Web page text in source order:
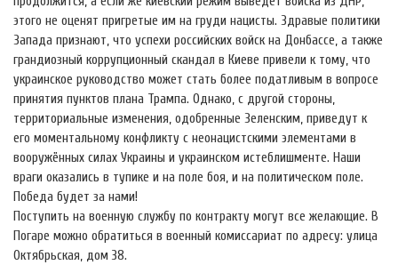
этого не оценят пригретые им на груди нацисты. Здравые политики
Запада признают, что успехи российских войск на Донбассе, а также
грандиозный коррупционный скандал в Киеве привели к тому, что
украинское руководство может стать более податливым в вопросе
принятия пунктов плана Трампа. Однако, с другой стороны,
территориальные изменения, одобренные Зеленским, приведут к
его моментальному конфликту с неонацистскими элементами в
вооружённых силах Украины и украинском истеблишменте. Наши
враги оказались в тупике и на поле боя, и на политическом поле.
Победа будет за нами!
Поступить на военную службу по контракту могут все желающие. В
Погаре можно обратиться в военный комиссариат по адресу: улица
Октябрьская, дом 38.